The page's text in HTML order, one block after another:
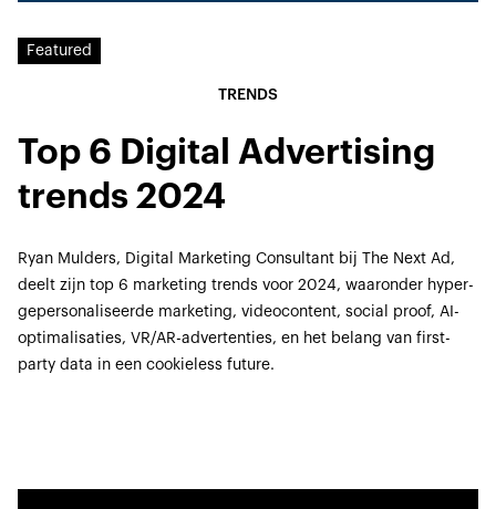
Featured
TRENDS
Top 6 Digital Advertising
trends 2024
Ryan Mulders, Digital Marketing Consultant bij The Next Ad,
deelt zijn top 6 marketing trends voor 2024, waaronder hyper-
gepersonaliseerde marketing, videocontent, social proof, AI-
optimalisaties, VR/AR-advertenties, en het belang van first-
party data in een cookieless future.